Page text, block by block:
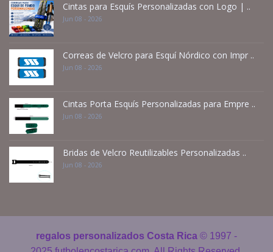
Cintas para Esquís Personalizadas con Logo | ..
Jun 08 - 2026
Correas de Velcro para Esquí Nórdico con Impr ..
Jun 08 - 2026
Cintas Porta Esquís Personalizadas para Empre ..
Jun 08 - 2026
Bridas de Velcro Reutilizables Personalizadas ..
Jun 08 - 2026
regalos personalizados Costa Rica © 1997 -